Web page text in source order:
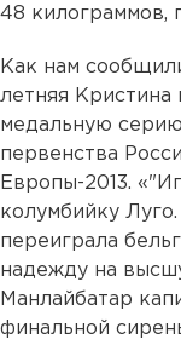
48 килограммов,
Как нам
летняя
медальную
первенства
Европы-2013.
колумбийку
переиграла
надежду на
Манлайбатар
финальной